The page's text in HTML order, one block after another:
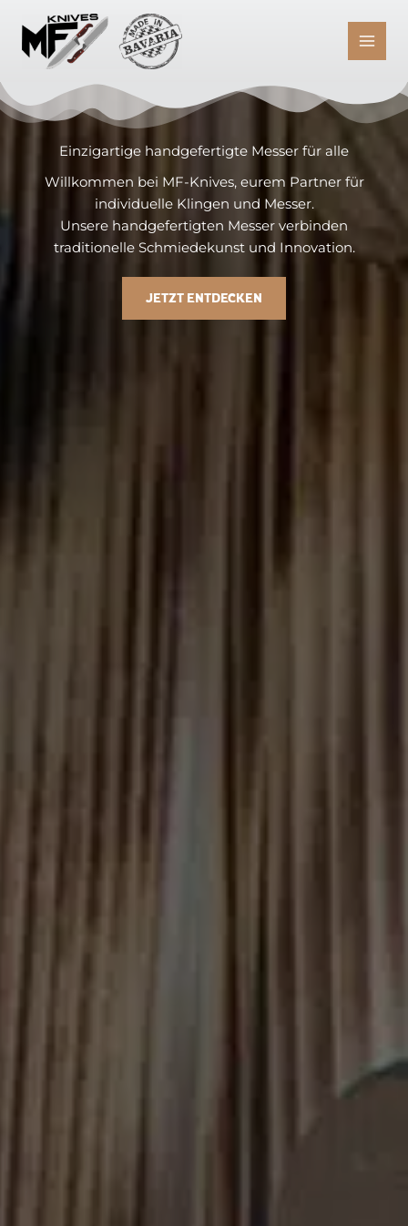
Inhalt
springen
Einzigartige handgefertigte Messer für alle
Willkommen bei MF-Knives, eurem Partner für
individuelle Klingen und Messer.
Unsere handgefertigten Messer verbinden
traditionelle Schmiedekunst und Innovation.
JETZT ENTDECKEN